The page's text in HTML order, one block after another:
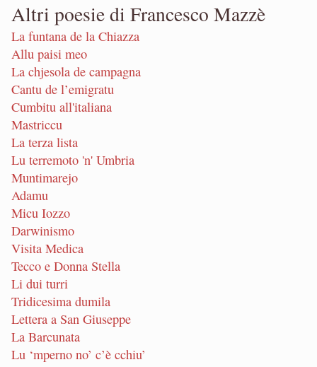
Altri poesie di Francesco Mazzè
La funtana de la Chiazza
Allu paisi meo
La chjesola de campagna
Cantu de l’emigratu
Cumbitu all'italiana
Mastriccu
La terza lista
Lu terremoto 'n' Umbria
Muntimarejo
Adamu
Micu Iozzo
Darwinismo
Visita Medica
Tecco e Donna Stella
Li dui turri
Tridicesima dumila
Lettera a San Giuseppe
La Barcunata
Lu ‘mperno no’ c’è cchiu’